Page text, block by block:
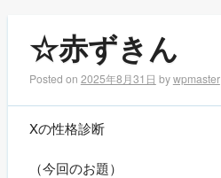
☆赤ずきん
Posted on 2025年8月31日 bywpmaster
Xの性格診断
（今回のお題）